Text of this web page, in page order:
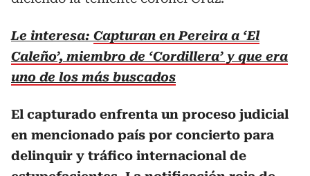
Le interesa: Capturan en Pereira a ‘El
Caleño’, miembro de ‘Cordillera’ y que era
uno de los más buscados
El capturado enfrenta un proceso judicial
en mencionado país por concierto para
delinquir y tráfico internacional de